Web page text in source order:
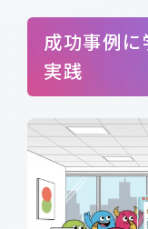
成功事例
実践